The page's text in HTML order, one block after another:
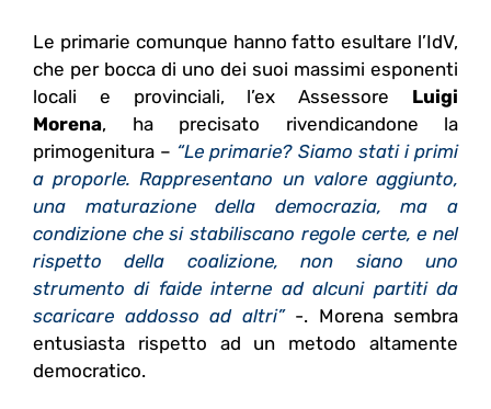
Le primarie comunque hanno fatto esultare l’IdV,
che per bocca di uno dei suoi massimi esponenti
locali e provinciali, l’ex Assessore Luigi
Morena, ha precisato rivendicandone la
primogenitura – “Le primarie? Siamo stati i primi
a proporle. Rappresentano un valore aggiunto,
una maturazione della democrazia, ma a
condizione che si stabiliscano regole certe, e nel
rispetto della coalizione, non siano uno
strumento di faide interne ad alcuni partiti da
scaricare addosso ad altri” -. Morena sembra
entusiasta rispetto ad un metodo altamente
democratico.